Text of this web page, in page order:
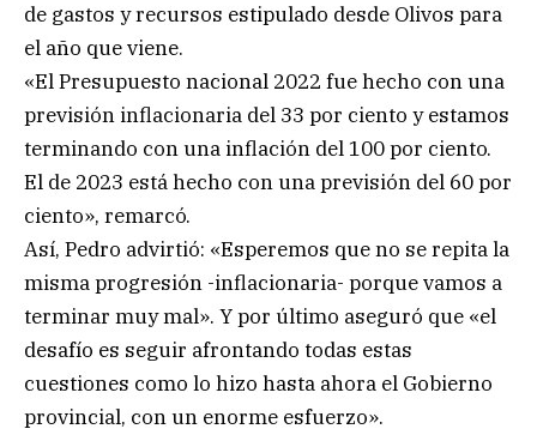
de gastos y recursos estipulado desde Olivos para
el año que viene.
«El Presupuesto nacional 2022 fue hecho con una
previsión inflacionaria del 33 por ciento y estamos
terminando con una inflación del 100 por ciento.
El de 2023 está hecho con una previsión del 60 por
ciento», remarcó.
Así, Pedro advirtió: «Esperemos que no se repita la
misma progresión -inflacionaria- porque vamos a
terminar muy mal». Y por último aseguró que «el
desafío es seguir afrontando todas estas
cuestiones como lo hizo hasta ahora el Gobierno
provincial, con un enorme esfuerzo».